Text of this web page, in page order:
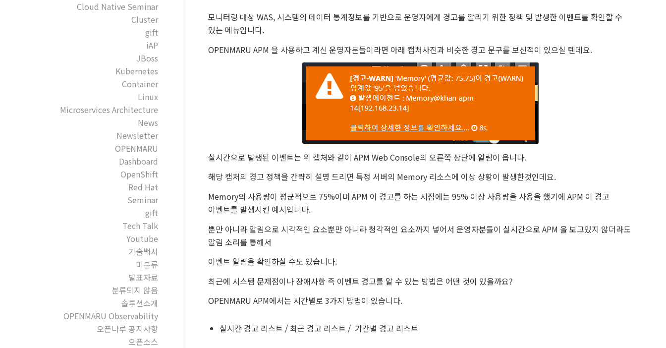
모니터링 대상 WAS, 시스템의 데이터 통계정보를 기반으로 운영자에게 경고를 알리기 위한 정책 및 발생한 이벤트를 확인할 수
있는 메뉴입니다.
OPENMARU APM 을 사용하고 계신 운영자분들이라면 아래 캡처사진과 비슷한 경고 문구를 보신적이 있으실 텐데요.
실시간으로 발생된 이벤트는 위 캡처와 같이 APM Web Console의 오른쪽 상단에 알림이 옵니다.
해당 캡처의 경고 정책을 간략히 설명 드리면 특정 서버의 Memory 리소스에 이상 상황이 발생한것인데요.
Memory의 사용량이 평균적으로 75%이며 APM 이 경고를 하는 시점에는 95% 이상 사용량을 사용을 했기에 APM 이 경고
이벤트를 발생시킨 예시입니다.
뿐만 아니라 알림으로 시각적인 요소뿐만 아니라 청각적인 요소까지 넣어서 운영자분들이 실시간으로 APM 을 보고있지 않더라도
알림 소리를 통해서
이벤트 알림을 확인하실 수도 있습니다.
최근에 시스템 문제점이나 장애사항 즉 이벤트 경고를 알 수 있는 방법은 어떤 것이 있을까요?
OPENMARU APM에서는 시간별로 3가지 방법이 있습니다.
실시간 경고 리스트 / 최근 경고 리스트 / 기간별 경고 리스트
Cloud Native Seminar
Cluster
gift
iAP
JBoss
Kubernetes
Container
Linux
Microservices Architecture
News
Newsletter
OPENMARU
Dashboard
OpenShift
Red Hat
Seminar
gift
Tech Talk
Youtube
기술백서
미분류
발표자료
분류되지 않음
솔루션소개
OPENMARU Observability
오픈나루 공지사항
오픈소스